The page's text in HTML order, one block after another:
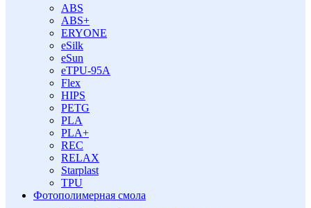
ABS
ABS+
ERYONE
eSilk
eSun
eTPU-95A
Flex
HIPS
PETG
PLA
PLA+
REC
RELAX
Starplast
TPU
Фотополимерная смола